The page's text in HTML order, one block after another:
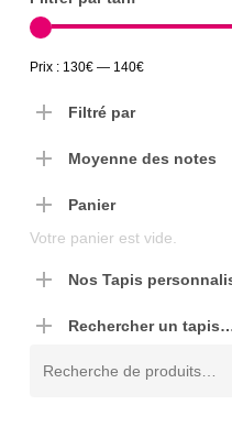
Prix : 130€— 140€
Filtré par
Moyenne des notes
Panier
Votre panier est vide.
Nos Tapis
Rechercher un